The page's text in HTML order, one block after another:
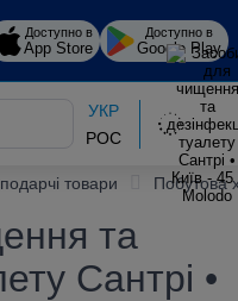
Доступно в
App Store
Доступно в
Google Play
УКР
РОС
товари Побутова
та
Сантрі •